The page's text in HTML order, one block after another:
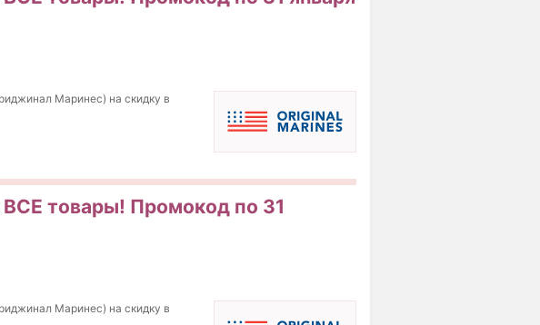
Маринес) на скидку в
ВСЕ товары! Промокод по 31
Маринес) на скидку в